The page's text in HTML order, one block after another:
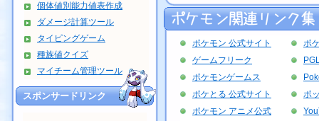
個体値別能力値表作成
ダメージ計算ツール
タイピングゲーム
種族値クイズ
マイチーム管理ツール
スポンサードリンク
ポケモン 公式サイト
ポ
ゲームフリーク
ポケモンゲームス
ポケとる 公式サイト
ポ
ポケモン アニメ公式